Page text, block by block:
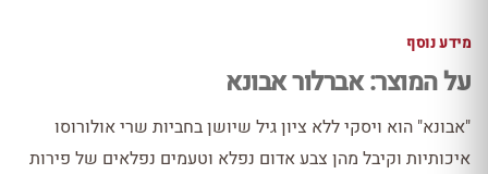
מידע נוסף
על המוצר: אברלור אבונא
"אבונא" הוא ויסקי ללא ציון גיל שיושן בחביות שרי אולורוסו
איכותיות וקיבל מהן צבע אדום נפלא וטעמים נפלאים של פירות